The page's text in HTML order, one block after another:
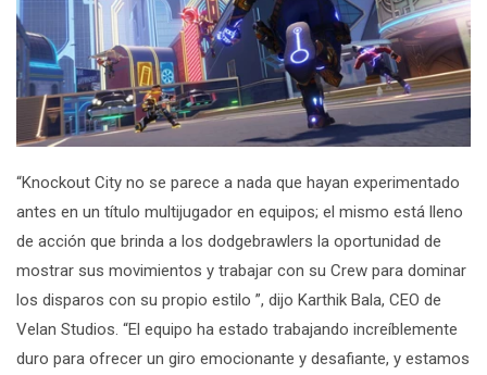
“Knockout City no se parece a nada que hayan experimentado
antes en un título multijugador en equipos; el mismo está lleno
de acción que brinda a los dodgebrawlers la oportunidad de
mostrar sus movimientos y trabajar con su Crew para dominar
los disparos con su propio estilo ”, dijo Karthik Bala, CEO de
Velan Studios. “El equipo ha estado trabajando increíblemente
duro para ofrecer un giro emocionante y desafiante, y estamos